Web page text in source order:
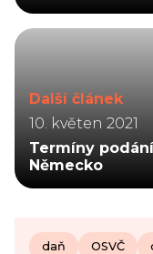
Další článek
10. květen 2021
Termíny
Německo
daň OSVČ